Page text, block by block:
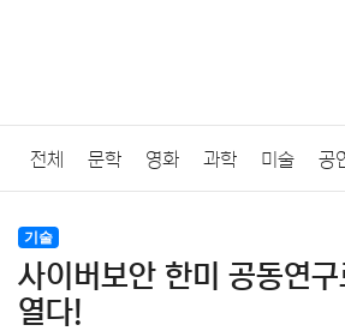
전체 문학 영화 과학 미술 공
법률
질병 가요 방송 일상 주식 암
기술
사이버보안 한미 공동연
열다!